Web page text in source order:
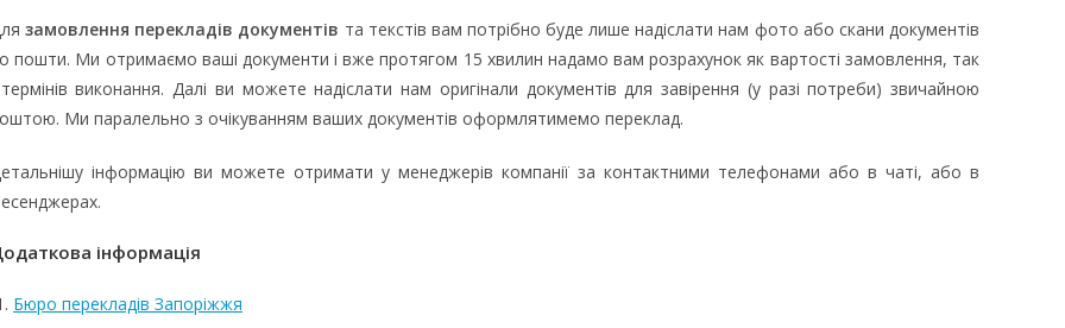
замовлення перекладів документів та текстів вам потрібно буде лише надіслати нам фото або скани документів
пошти. Ми отримаємо ваші документи і вже протягом 15 хвилин надамо вам розрахунок як вартості замовлення, так
виконання. Далі ви можете надіслати нам оригінали документів для завірення (у разі потреби) звичайною
Ми паралельно з очікуванням ваших документів оформлятимемо переклад.
інформацію ви можете отримати у менеджерів компанії за контактними телефонами або в чаті, або в
інформація
Бюро перекладів Запоріжжя